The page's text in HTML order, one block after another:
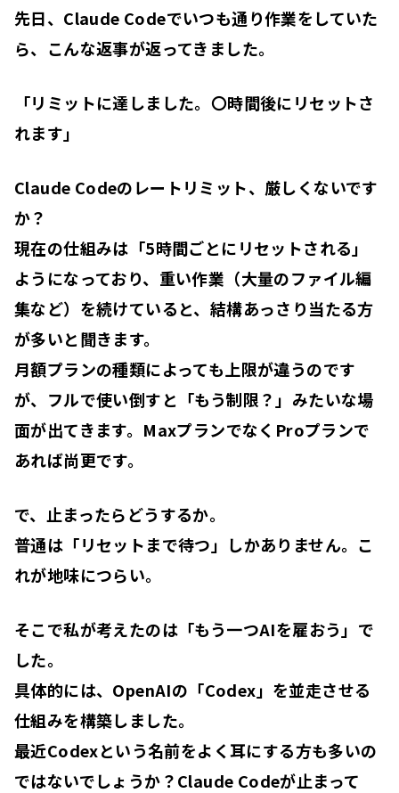
先日、Claude Codeでいつも通り作業をしていた
ら、こんな返事が返ってきました。
「リミットに達しました。〇時間後にリセットさ
れます」
Claude Codeのレートリミット、厳しくないです
か？
現在の仕組みは「5時間ごとにリセットされる 」
ようになっており、重い作業（大量のファイル編
集など）を続けていると、結構あっさり当たる方
が多いと聞きます。
月額プランの種類によっても上限が違うのです
が、フルで使い倒すと「もう制限？」みたいな場
面が出てきます。MaxプランでなくProプランで
あれば尚更です。
で、止まったらどうするか。
普通は「リセットまで待つ」しかありません。こ
れが地味につらい。
そこで私が考えたのは「もう一つAIを雇おう」で
した。
具体的には、OpenAIの「Codex」を並走させる
仕組みを構築しました。
最近Codexという名前をよく耳にする方も多いの
ではないでしょうか？Claude Codeが止まって